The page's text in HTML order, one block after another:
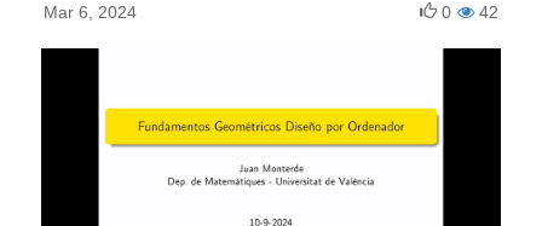
Mar 6, 2024 42
0